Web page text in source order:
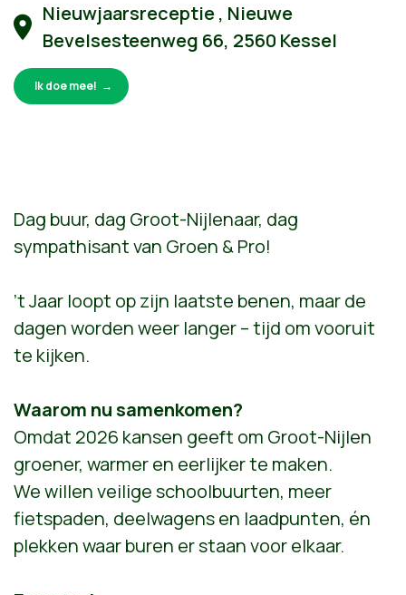
Nieuwjaarsreceptie , Nieuwe
Bevelsesteenweg 66, 2560 Kessel
Ik doe mee!
Dag buur, dag Groot-Nijlenaar, dag
sympathisant van Groen & Pro!
’t Jaar loopt op zijn laatste benen, maar de
dagen worden weer langer – tijd om vooruit
te kijken.
Waarom nu samenkomen?
Omdat 2026 kansen geeft om Groot-Nijlen
groener, warmer en eerlijker te maken.
We willen veilige schoolbuurten, meer
fietspaden, deelwagens en laadpunten, én
plekken waar buren er staan voor elkaar.